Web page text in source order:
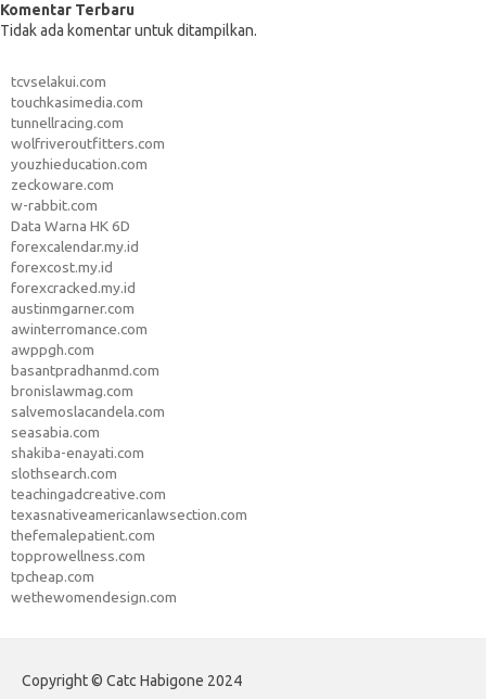
Komentar Terbaru
Tidak ada komentar untuk ditampilkan.
tcvselakui.com
touchkasimedia.com
tunnellracing.com
wolfriveroutfitters.com
youzhieducation.com
zeckoware.com
w-rabbit.com
Data Warna HK 6D
forexcalendar.my.id
forexcost.my.id
forexcracked.my.id
austinmgarner.com
awinterromance.com
awppgh.com
basantpradhanmd.com
bronislawmag.com
salvemoslacandela.com
seasabia.com
shakiba-enayati.com
slothsearch.com
teachingadcreative.com
texasnativeamericanlawsection.com
thefemalepatient.com
topprowellness.com
tpcheap.com
wethewomendesign.com
Copyright © Catc Habigone 2024